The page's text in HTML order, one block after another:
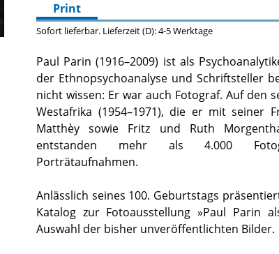
Print
Sofort lieferbar. Lieferzeit (D): 4-5 Werktage
Paul Parin (1916–2009) ist als
der Ethnopsychoanalyse und Schriftsteller
nicht wissen: Er war auch Fotograf. Auf den
Westafrika (1954–1971), die er mit seiner
Matthèy sowie Fritz und Ruth
entstanden mehr als 4.000
Porträtaufnahmen.
Anlässlich seines 100. Geburtstags
Katalog zur Fotoausstellung »Paul Parin
Auswahl der bisher unveröffentlichten Bilder.